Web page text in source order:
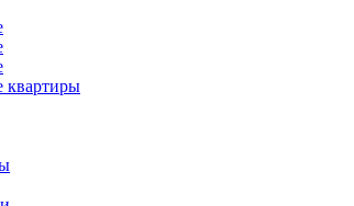
квартиры